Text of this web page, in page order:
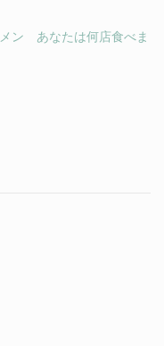
ン あなたは何店食べま